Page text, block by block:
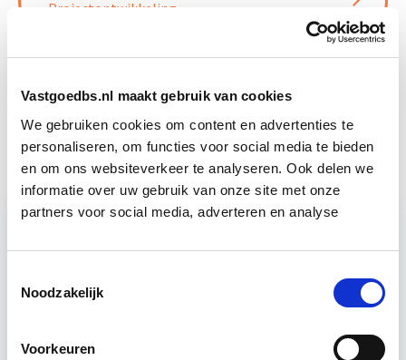
Vastgoedbs.nl maakt gebruik van cookies
We gebruiken cookies om content en advertenties te
personaliseren, om functies voor social media te bieden
en om ons websiteverkeer te analyseren. Ook delen we
informatie over uw gebruik van onze site met onze
partners voor social media, adverteren en analyse
Noodzakelijk
Voorkeuren
Projectontwikkeling
Vastgoedbeheer Start wo 9 sep
Vastgoedmanagement
De opleiding Vastgoedmanagement biedt een